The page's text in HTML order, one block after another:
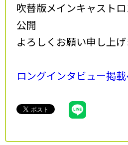
吹替版メインキャスト
公開
よろしくお願い申し上げ
ロングインタビュー掲